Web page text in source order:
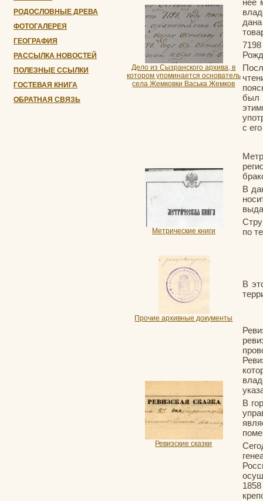
РОДОСЛОВНЫЕ ДРЕВА
ФОТОГАЛЕРЕЯ
ГЕОГРАФИЯ
РАССЫЛКА НОВОСТЕЙ
ПОЛЕЗНЫЕ ССЫЛКИ
ГОСТЕВАЯ КНИГА
ОБРАТНАЯ СВЯЗЬ
Дело из Сызранского архива, в
котором упоминается основатель
села Жемковки Васька Жемков
нее
был
с
Метрические книги
В
по
Прочие архивные документы
В
Ревизские сказки
В